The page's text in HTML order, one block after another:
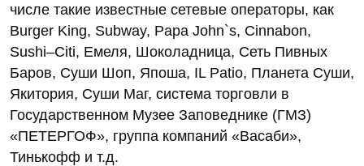
числе такие известные сетевые операторы, как
Burger King, Subway, Papa John`s, Cinnabon,
Sushi–Сiti, Емеля, Шоколадница, Сеть Пивных
Баров, Суши Шоп, Япоша, IL Patio, Планета Суши,
Якитория, Суши Маг, система торговли в
Государственном Музее Заповеднике (ГМЗ)
«ПЕТЕРГОФ», группа компаний «Васаби»,
Тинькофф и т.д.